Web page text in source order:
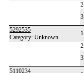
2
3
5292535
Category: Unknown
1
2
3
5110234